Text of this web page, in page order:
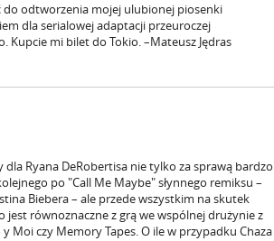
do odtworzenia mojej ulubionej piosenki
dla serialowej adaptacji przeuroczej
mi bilet do Tokio. –Mateusz Jędras
dla Ryana DeRobertisa nie tylko za sprawą bardzo
po "Call Me Maybe" słynnego remiksu –
Biebera – ale przede wszystkim na skutek
jest równoznaczne z grą we wspólnej drużynie z
czy Memory Tapes. O ile w przypadku Chaza